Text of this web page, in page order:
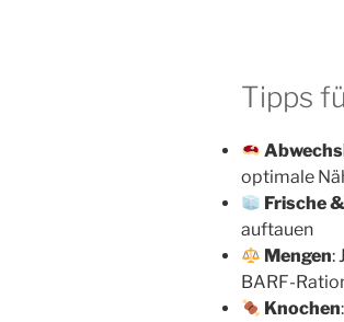
Tipps
optimale
Frische
auftauen
Mengen:
BARF-
Knochen